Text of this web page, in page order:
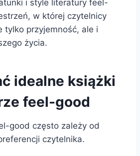
i style literatury feel-
w której czytelnicy
tylko przyjemność, ale i
życia.
idealne książki
feel-good
good często zależy od
czytelnika.